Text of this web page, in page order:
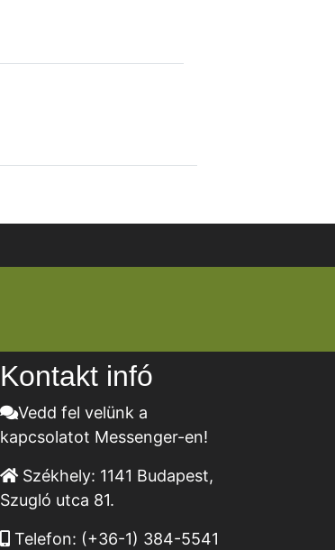
Kontakt infó
Vedd fel velünk a
kapcsolatot Messenger-en!
Székhely: 1141 Budapest,
Szugló utca 81.
Telefon: (+36-1) 384-5541